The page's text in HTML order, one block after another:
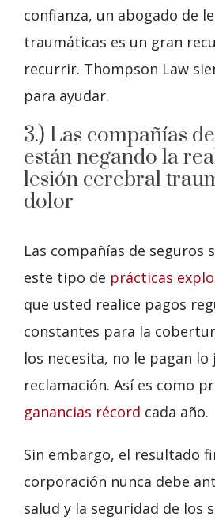
confianza, un abogado de
traumáticas es un gran
recurrir. Thompson Law
para ayudar.
3.) Las compañías
están negando la
lesión cerebral
dolor
Las compañías de seguros
este tipo de prácticas
que usted realice pagos
constantes para la
los necesita, no le pagan
reclamación. Así es como
ganancias récord cada año.
Sin embargo, el resultado
corporación nunca debe
salud y la seguridad de los